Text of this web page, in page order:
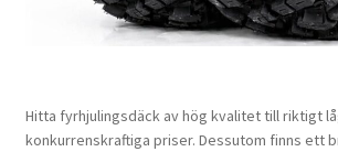
Hitta fyrhjulingsdäck av hög kvalitet till riktigt
konkurrenskraftiga priser. Dessutom finns ett